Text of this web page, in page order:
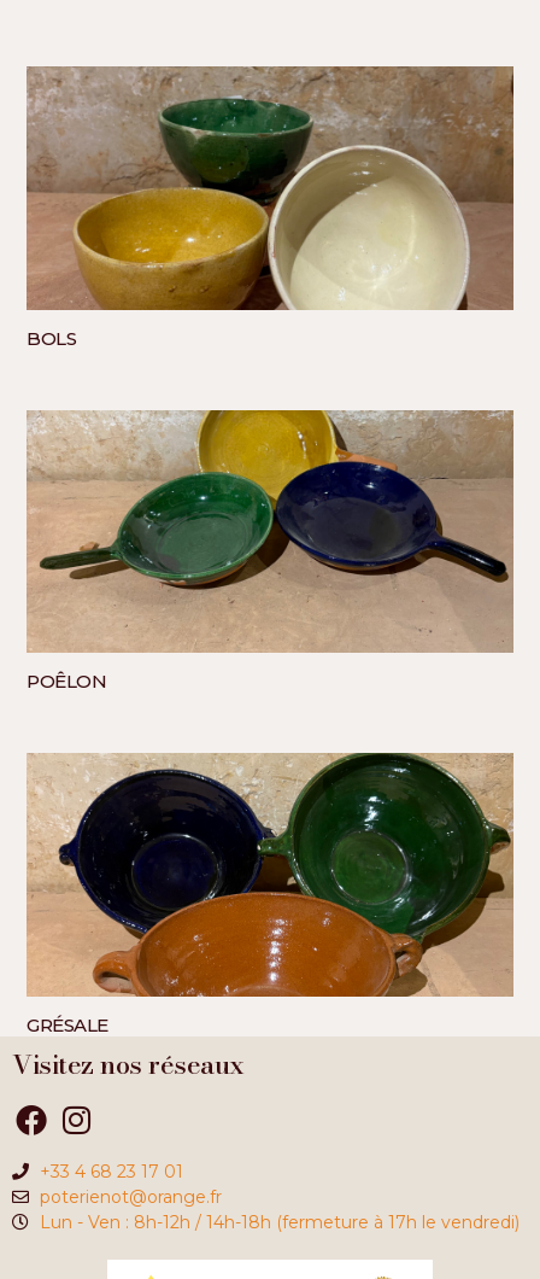
BOLS
POÊLON
GRÉSALE
Visitez nos réseaux
+33 4 68 23 17 01
poterienot@orange.fr
Lun - Ven : 8h-12h / 14h-18h (fermeture à 17h le vendredi)